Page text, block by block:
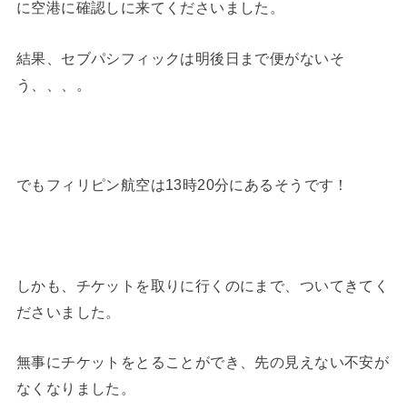
に空港に確認しに来てくださいました。
結果、セブパシフィックは明後日まで便がないそ
う、、、。
でもフィリピン航空は13時20分にあるそうです！
しかも、チケットを取りに行くのにまで、ついてきてく
ださいました。
無事にチケットをとることができ、先の見えない不安が
なくなりました。